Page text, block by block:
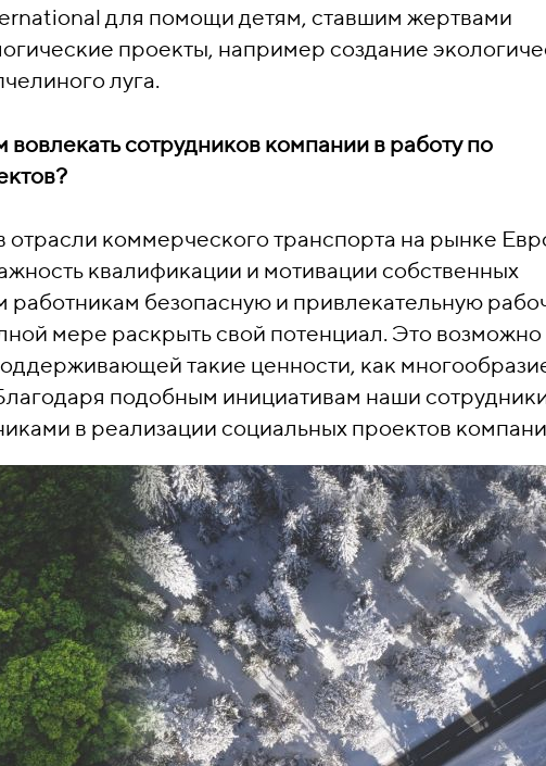
для помощи детям, ставшим жертвами
проекты, например создание
луга.
сотрудников компании в работу по
отрасли коммерческого транспорта на рынке
квалификации и мотивации собственных
безопасную и привлекательную
мере раскрыть свой потенциал. Это возможно
такие ценности, как
подобным инициативам наши
в реализации социальных проектов